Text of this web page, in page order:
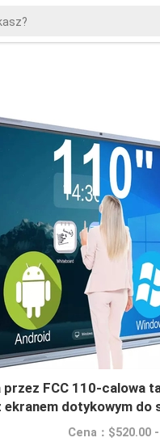
FCC 110-calowa
dotykowym do